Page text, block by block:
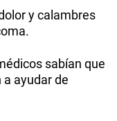
y calambres
sabían que
a ayudar de